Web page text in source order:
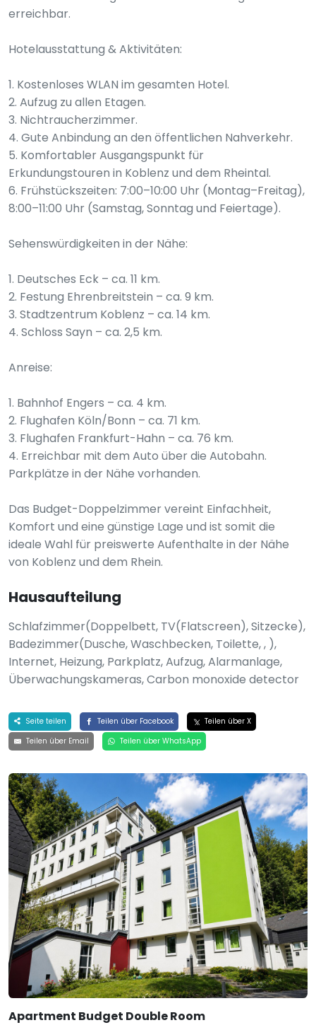
erreichbar.
Hotelausstattung & Aktivitäten:
1. Kostenloses WLAN im gesamten Hotel.
2. Aufzug zu allen Etagen.
3. Nichtraucherzimmer.
4. Gute Anbindung an den öffentlichen Nahverkehr.
5. Komfortabler Ausgangspunkt für
Erkundungstouren in Koblenz und dem Rheintal.
6. Frühstückszeiten: 7:00–10:00 Uhr (Montag–Freitag),
8:00–11:00 Uhr (Samstag, Sonntag und Feiertage).
Sehenswürdigkeiten in der Nähe:
1. Deutsches Eck – ca. 11 km.
2. Festung Ehrenbreitstein – ca. 9 km.
3. Stadtzentrum Koblenz – ca. 14 km.
4. Schloss Sayn – ca. 2,5 km.
Anreise:
1. Bahnhof Engers – ca. 4 km.
2. Flughafen Köln/Bonn – ca. 71 km.
3. Flughafen Frankfurt-Hahn – ca. 76 km.
4. Erreichbar mit dem Auto über die Autobahn.
Parkplätze in der Nähe vorhanden.
Das Budget-Doppelzimmer vereint Einfachheit,
Komfort und eine günstige Lage und ist somit die
ideale Wahl für preiswerte Aufenthalte in der Nähe
von Koblenz und dem Rhein.
Hausaufteilung
Schlafzimmer(Doppelbett, TV(Flatscreen), Sitzecke),
Badezimmer(Dusche, Waschbecken, Toilette, , ),
Internet, Heizung, Parkplatz, Aufzug, Alarmanlage,
Überwachungskameras, Carbon monoxide detector
Seite teilen Teilen über Facebook
Teilen über X
Teilen über Email
Teilen über WhatsApp
Apartment Budget Double Room